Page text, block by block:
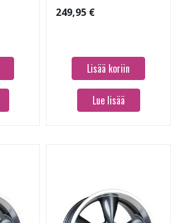
249,95 €
Lisää koriin
Lue lisää